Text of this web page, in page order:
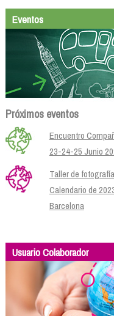
Eventos
Próximos eventos
Encuentro
23-24-25 Junio
Taller de
Calendario de
Barcelona
Usuario Colaborador